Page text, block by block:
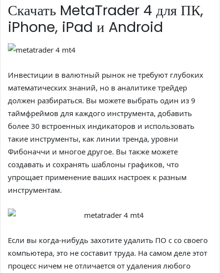
Скачать MetaTrader 4 для ПК,
iPhone, iPad и Android
Инвестиции в валютный рынок не требуют глубоких
математических знаний, но в аналитике трейдер
должен разбираться. Вы можете выбрать один из 9
таймфреймов для каждого инструмента, добавить
более 30 встроенных индикаторов и использовать
такие инструменты, как линии тренда, уровни
Фибоначчи и многое другое. Вы также можете
создавать и сохранять шаблоны графиков, что
упрощает применение ваших настроек к разным
инструментам.
Если вы когда-нибудь захотите удалить ПО с со своего
компьютера, это не составит труда. На самом деле этот
процесс ничем не отличается от удаления любого